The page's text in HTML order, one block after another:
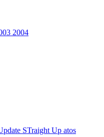
2004
STraight Up atos